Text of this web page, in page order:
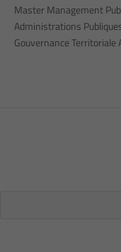
Master Management
Administrations
Gouvernance